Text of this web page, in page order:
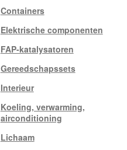
Containers
Elektrische componenten
FAP-katalysatoren
Gereedschapssets
Interieur
Koeling, verwarming,
airconditioning
Lichaam